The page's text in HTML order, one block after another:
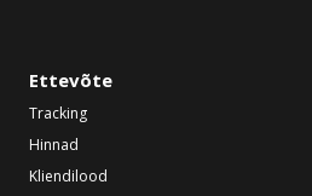
Ettevõte
Tracking
Hinnad
Kliendilood